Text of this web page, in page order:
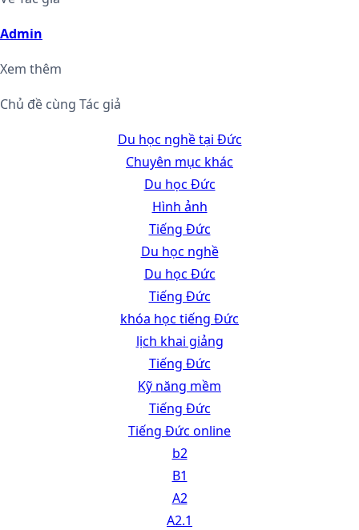
Admin
Xem thêm
Chủ đề cùng Tác giả
Du học nghề tại Đức
Chuyên mục khác
Du học Đức
Hình ảnh
Tiếng Đức
Du học nghề
Du học Đức
Tiếng Đức
khóa học tiếng Đức
lịch khai giảng
Tiếng Đức
Kỹ năng mềm
Tiếng Đức
Tiếng Đức online
b2
B1
A2
A2.1